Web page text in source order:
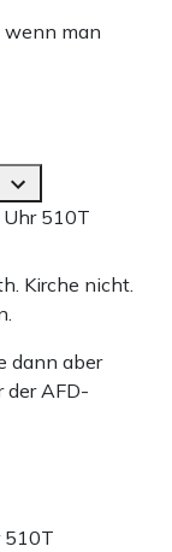
wenn man
Uhr 510T
Kirche nicht.
dann aber
der AFD-
510T